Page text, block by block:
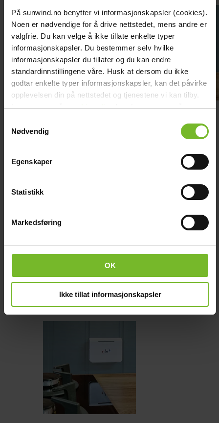
På sunwind.no benytter vi informasjonskapsler (cookies).
Noen er nødvendige for å drive nettstedet, mens andre er
valgfrie. Du kan velge å ikke tillate enkelte typer
informasjonskapsler. Du bestemmer selv hvilke
informasjonskapsler du tillater og du kan endre
standardinnstillingene våre. Husk at dersom du ikke
godtar enkelte typer informasjonskapsler, kan det påvirke
opplevelsen din på nettstedet og tjenestene vi kan tilby.
Les mer om vårcookiepolicyher. Les mer om våre
Nødvendig
Egenskaper
Statistikk
Markedsføring
OK
Ikke tillat informasjonskapsler
Grill & Fritid chevron_right
Lacanche
Reservdelar chevron_right
oavsett om det är i hemmet, fritidshuset, husvagnen eller husbilen.
Larmet varnar vid gasläckage och ger dig tid att agera innan
situationen blir farlig. Tillsammans med ett CO-larm, som reagerar